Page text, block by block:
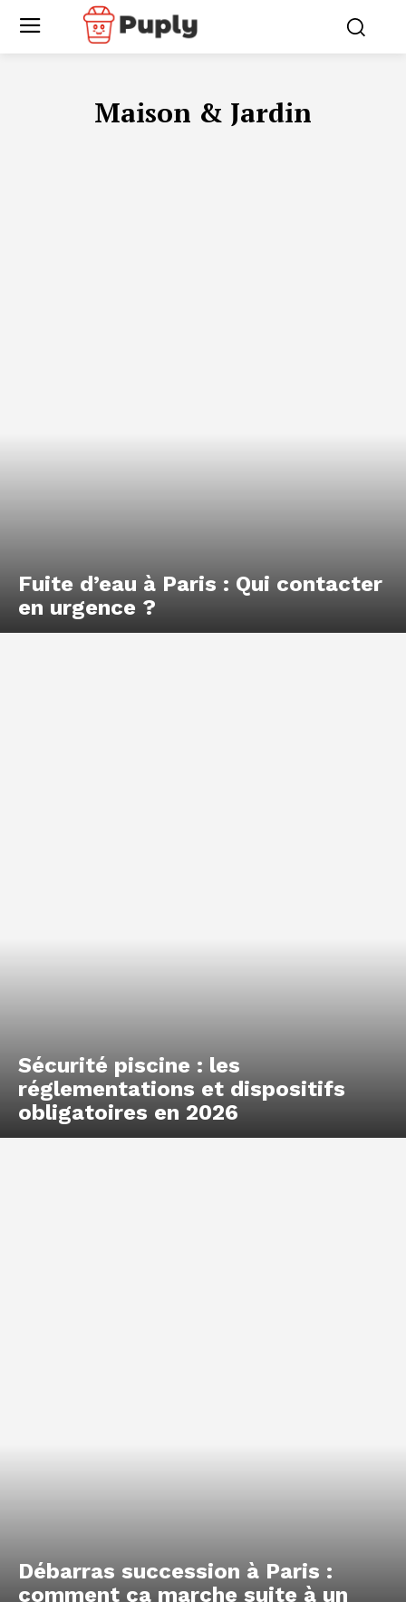
Maison & Jardin
Fuite d’eau à Paris : Qui contacter
en urgence ?
Sécurité piscine : les
réglementations et dispositifs
obligatoires en 2026
Débarras succession à Paris :
comment ça marche suite à un